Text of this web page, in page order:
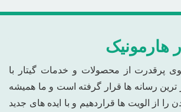
هارمونیک
پرقدرت از محصولات و خدمات گیتار با
ترین رسانه ها قرار گرفته است و ما همیشه
را از الویت ها قراردهیم و با ایده های جدید